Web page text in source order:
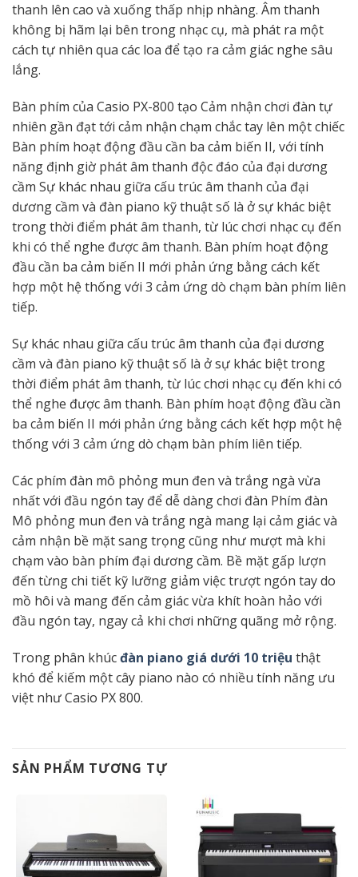
thanh lên cao và xuống thấp nhịp nhàng. Âm thanh
không bị hãm lại bên trong nhạc cụ, mà phát ra một
cách tự nhiên qua các loa để tạo ra cảm giác nghe sâu
lắng.
Bàn phím của Casio PX-800 tạo Cảm nhận chơi đàn tự
nhiên gần đạt tới cảm nhận chạm chắc tay lên một chiếc
Bàn phím hoạt động đầu cần ba cảm biến II, với tính
năng định giờ phát âm thanh độc đáo của đại dương
cầm Sự khác nhau giữa cấu trúc âm thanh của đại
dương cầm và đàn piano kỹ thuật số là ở sự khác biệt
trong thời điểm phát âm thanh, từ lúc chơi nhạc cụ đến
khi có thể nghe được âm thanh. Bàn phím hoạt động
đầu cần ba cảm biến II mới phản ứng bằng cách kết
hợp một hệ thống với 3 cảm ứng dò chạm bàn phím liên
tiếp.
Sự khác nhau giữa cấu trúc âm thanh của đại dương
cầm và đàn piano kỹ thuật số là ở sự khác biệt trong
thời điểm phát âm thanh, từ lúc chơi nhạc cụ đến khi có
thể nghe được âm thanh. Bàn phím hoạt động đầu cần
ba cảm biến II mới phản ứng bằng cách kết hợp một hệ
thống với 3 cảm ứng dò chạm bàn phím liên tiếp.
Các phím đàn mô phỏng mun đen và trắng ngà vừa
nhất với đầu ngón tay để dễ dàng chơi đàn Phím đàn
Mô phỏng mun đen và trắng ngà mang lại cảm giác và
cảm nhận bề mặt sang trọng cũng như mượt mà khi
chạm vào bàn phím đại dương cầm. Bề mặt gấp lượn
đến từng chi tiết kỹ lưỡng giảm việc trượt ngón tay do
mồ hôi và mang đến cảm giác vừa khít hoàn hảo với
đầu ngón tay, ngay cả khi chơi những quãng mở rộng.
Trong phân khúcđàn piano giá dưới 10 triệu thật
khó để kiếm một cây piano nào có nhiều tính năng ưu
việt như Casio PX 800.
SẢN PHẨM TƯƠNG TỰ